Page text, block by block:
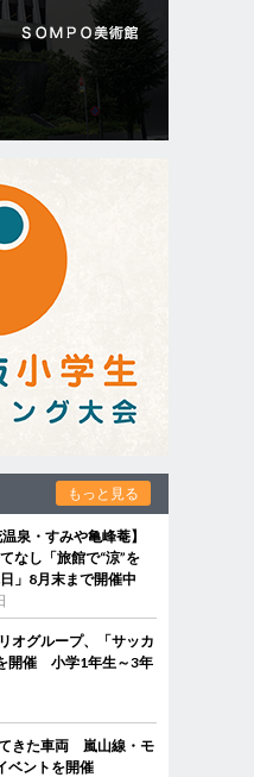
もっと見る
温泉・すみや亀峰菴】
なし「旅館で“涼”を
」8月末まで開催中
オグループ、「サッカ
開催 小学1年生～3年
きた車両 嵐山線・モ
ベントを開催